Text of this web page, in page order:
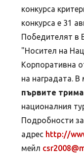
конкурса
конкурса е 31
Победителят в
"Носител на
Корпоративна
на наградата.
първите
националния
Подробности
адрес http://
мейл